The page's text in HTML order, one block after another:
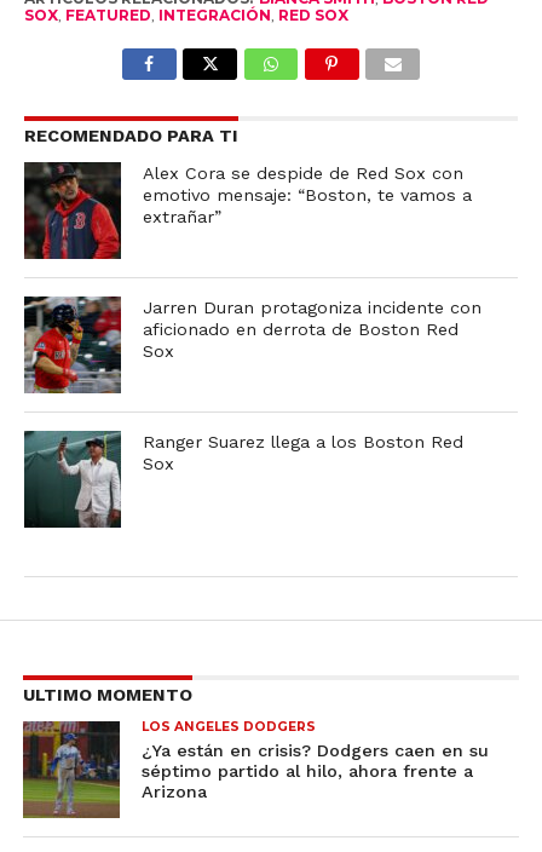
SOX, FEATURED, INTEGRACIÓN, RED SOX
RECOMENDADO PARA TI
Alex Cora se despide de Red Sox con
emotivo mensaje: “Boston, te vamos a
extrañar”
Jarren Duran protagoniza incidente con
aficionado en derrota de Boston Red
Sox
Ranger Suarez llega a los Boston Red
Sox
ULTIMO MOMENTO
LOS ANGELES DODGERS
¿Ya están en crisis? Dodgers caen en su
séptimo partido al hilo, ahora frente a
Arizona